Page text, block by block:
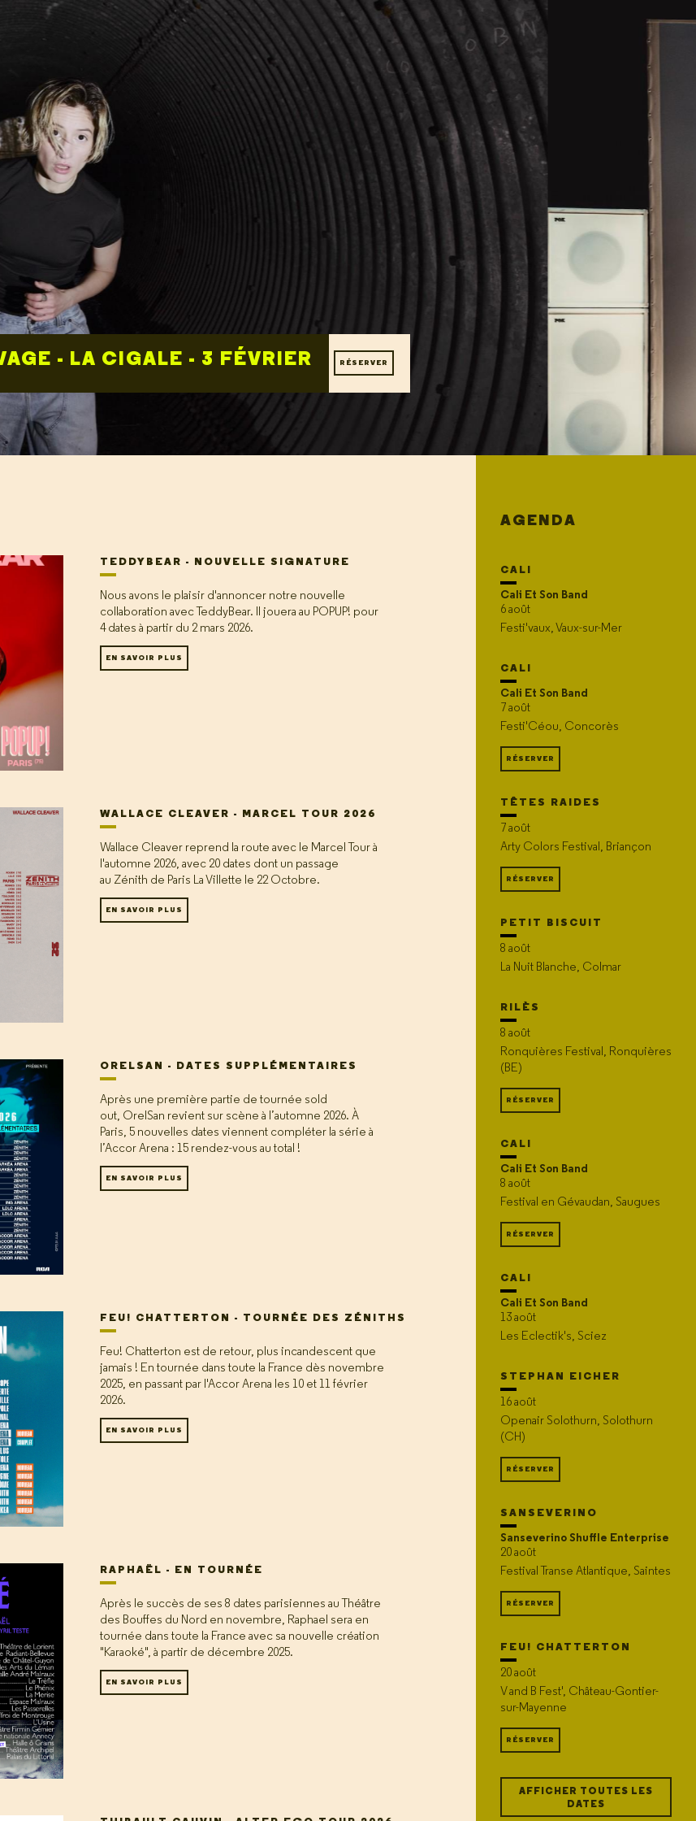
- THÉÂTRE DU ROND POINT - 30
4 OCTOBRE
RÉSERVER
TEDDYBEAR - NOUVELLE SIGNATURE
Nous avons le plaisir d'annoncer notre nouvelle
collaboration avec TeddyBear. Il jouera au POPUP! pour
4 dates à partir du 2 mars 2026.
EN SAVOIR PLUS
WALLACE CLEAVER - MARCEL TOUR 2026
Wallace Cleaver reprend la route avec le Marcel Tour à
l'automne 2026, avec 20 dates dont un passage
au Zénith de Paris La Villette le 22 Octobre.
EN SAVOIR PLUS
ORELSAN - DATES SUPPLÉMENTAIRES
Après une première partie de tournée sold
out, OrelSan revient sur scène à l’automne 2026. À
Paris, 5 nouvelles dates viennent compléter la série à
l’Accor Arena : 15 rendez-vous au total !
EN SAVOIR PLUS
FEU! CHATTERTON - TOURNÉE DES ZÉNITHS
Feu! Chatterton est de retour, plus incandescent que
jamais ! En tournée dans toute la France dès novembre
2025, en passant par l'Accor Arena les 10 et 11 février
2026.
EN SAVOIR PLUS
RAPHAËL - EN TOURNÉE
Après le succès de ses 8 dates parisiennes au Théâtre
des Bouffes du Nord en novembre, Raphael sera en
tournée dans toute la France avec sa nouvelle création
"Karaoké", à partir de décembre 2025.
EN SAVOIR PLUS
AGENDA
CALI
Cali Et Son Band
6 août
Festi'vaux, Vaux-sur-Mer
CALI
Cali Et Son Band
7 août
Festi'Céou, Concorès
RÉSERVER
TÊTES RAIDES
7 août
Arty Colors Festival, Briançon
RÉSERVER
PETIT BISCUIT
8 août
La Nuit Blanche, Colmar
RILÈS
8 août
Ronquières Festival, Ronquières
(BE)
RÉSERVER
CALI
Cali Et Son Band
8 août
Festival en Gévaudan, Saugues
RÉSERVER
CALI
Cali Et Son Band
13 août
Les Eclectik's, Sciez
STEPHAN EICHER
16 août
Openair Solothurn, Solothurn
(CH)
RÉSERVER
SANSEVERINO
Sanseverino Shuffle Enterprise
20 août
Festival Transe Atlantique, Saintes
RÉSERVER
FEU! CHATTERTON
20 août
V and B Fest', Château-Gontier-
sur-Mayenne
RÉSERVER
AFFICHER TOUTES LES
DATES